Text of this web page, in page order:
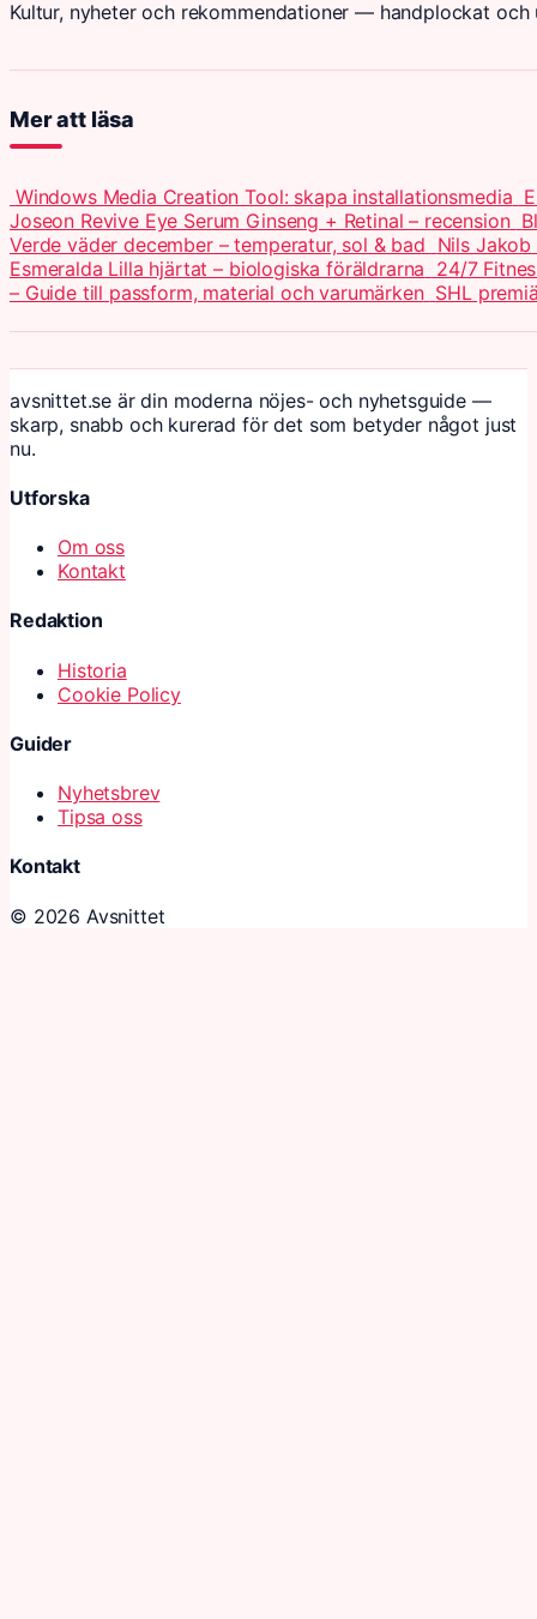
Kultur, nyheter och rekommendationer — handplockat
Mer att läsa
Windows Media Creation Tool: skapa installationsmedia
Joseon Revive Eye Serum Ginseng + Retinal – recension
Verde väder december – temperatur, sol & bad Nils
Esmeralda Lilla hjärtat – biologiska föräldrarna 24/7
– Guide till passform, material och varumärken SHL
avsnittet.se är din moderna nöjes- och nyhetsguide —
skarp, snabb och kurerad för det som betyder något just
nu.
Utforska
Om oss
Kontakt
Redaktion
Historia
Cookie Policy
Guider
Nyhetsbrev
Tipsa oss
Kontakt
© 2026 Avsnittet